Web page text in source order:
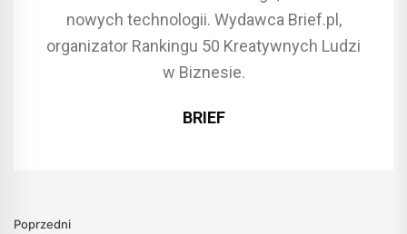
nowych technologii. Wydawca Brief.pl,
organizator Rankingu 50 Kreatywnych Ludzi
w Biznesie.
BRIEF
Poprzedni